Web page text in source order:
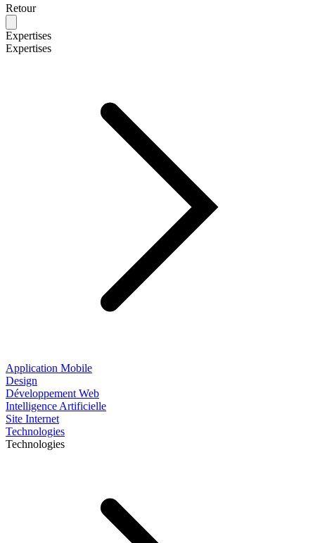
Retour
Expertises
Expertises
Application Mobile
Design
Développement Web
Intelligence Artificielle
Site Internet
Technologies
Technologies